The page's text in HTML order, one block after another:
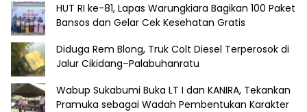
HUT RI ke-81, Lapas Warungkiara Bagikan 100 Paket
Bansos dan Gelar Cek Kesehatan Gratis
Diduga Rem Blong, Truk Colt Diesel Terperosok di
Jalur Cikidang–Palabuhanratu
Wabup Sukabumi Buka LT I dan KANIRA, Tekankan
Pramuka sebagai Wadah Pembentukan Karakter